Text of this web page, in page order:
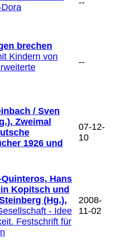
brechen
Kindern von
--
/ Sven
Zweimal
1926 und
07-12-
10
Hans
Kopitsch und
(Hg.),
- Idee
Festschrift für
2008-
11-02